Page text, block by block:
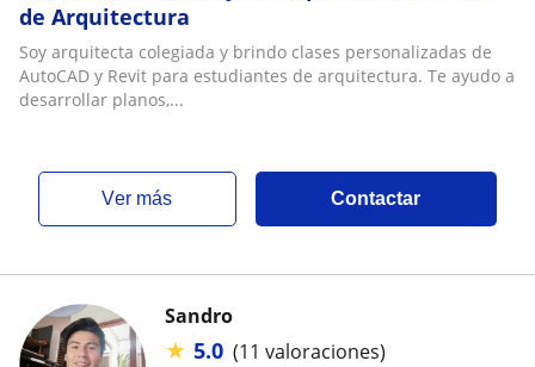
de Arquitectura
Soy arquitecta colegiada y brindo clases personalizadas de
AutoCAD y Revit para estudiantes de arquitectura. Te ayudo a
desarrollar planos,...
ver más Contactar
Sandro
★ 5.0 (11 valoraciones)